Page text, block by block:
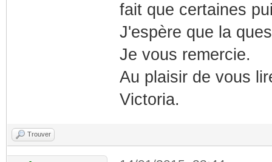
fait que certaines
J'espère que la
Je vous remercie.
Au plaisir de vous
Victoria.
Trouver